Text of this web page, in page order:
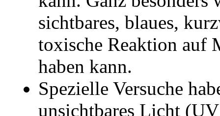
sichtbares, blaues,
toxische Reaktion auf
haben kann.
Spezielle Versuche
unsichtbares Licht